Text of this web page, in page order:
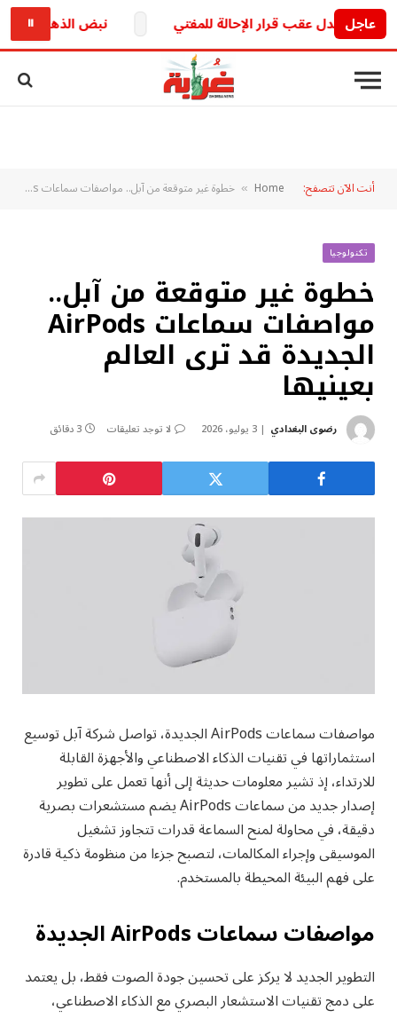
عاجل
الجدل عقب قرار الإحالة للمفتي نبض الذهب الخليجي
⏸
أنت الآن تتصفح: Home
» خطوة غير متوقعة من آبل.. مواصفات سماعات AirPods الجديدة قد ترى العالم بعينيها
تكنولوجيا
خطوة غير متوقعة من آبل..
مواصفات سماعات AirPods
الجديدة قد ترى العالم
بعينيها
رضوى البغدادي 3 يوليو، 2026 لا توجد تعليقات 3 دقائق
مواصفات سماعات AirPods الجديدة، تواصل شركة آبل توسيع
استثماراتها في تقنيات الذكاء الاصطناعي والأجهزة القابلة
للارتداء، إذ تشير معلومات حديثة إلى أنها تعمل على تطوير
إصدار جديد من سماعات AirPods يضم مستشعرات بصرية
دقيقة، في محاولة لمنح السماعة قدرات تتجاوز تشغيل
الموسيقى وإجراء المكالمات، لتصبح جزءا من منظومة ذكية قادرة
على فهم البيئة المحيطة بالمستخدم.
مواصفات سماعات AirPods الجديدة
التطوير الجديد لا يركز على تحسين جودة الصوت فقط، بل يعتمد
على دمج تقنيات الاستشعار البصري مع الذكاء الاصطناعي،